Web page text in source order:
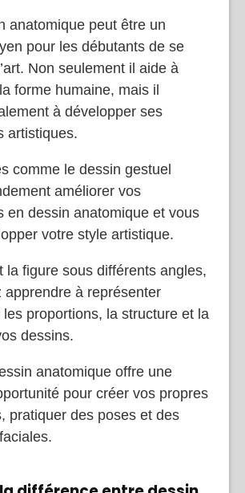
anatomique peut être un
pour les débutants de se
Non seulement il aide à
forme humaine, mais il
à développer ses
artistiques.
comme le dessin gestuel
améliorer vos
en dessin anatomique et vous
votre style artistique.
la figure sous différents angles,
apprendre à représenter
proportions, la structure et la
dessins.
anatomique offre une
pour créer vos propres
pratiquer des poses et des